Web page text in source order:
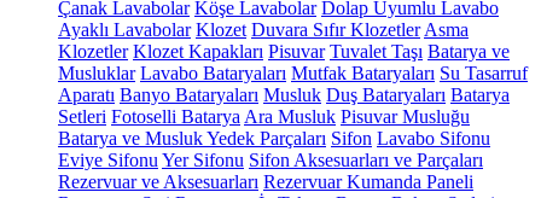
Çanak Lavabolar Köşe Lavabolar Dolap Uyumlu Lavabo
Ayaklı Lavabolar Klozet Duvara Sıfır Klozetler Asma
Klozetler Klozet Kapakları Pisuvar Tuvalet Taşı Batarya ve
Musluklar Lavabo Bataryaları Mutfak Bataryaları Su Tasarruf
Aparatı Banyo Bataryaları Musluk Duş Bataryaları Batarya
Setleri Fotoselli Batarya Ara Musluk Pisuvar Musluğu
Batarya ve Musluk Yedek Parçaları Sifon Lavabo Sifonu
Eviye Sifonu Yer Sifonu Sifon Aksesuarları ve Parçaları
Rezervuar ve Aksesuarları Rezervuar Kumanda Paneli